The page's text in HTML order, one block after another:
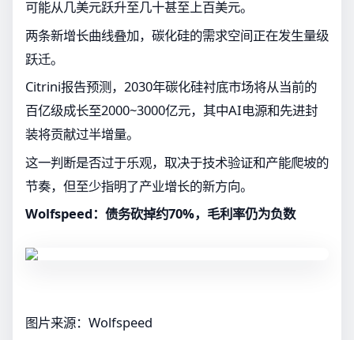
可能从几美元跃升至几十甚至上百美元。
两条新增长曲线叠加，碳化硅的需求空间正在发生量级
跃迁。
Citrini报告预测，2030年碳化硅衬底市场将从当前的
百亿级成长至2000~3000亿元，其中AI电源和先进封
装将贡献过半增量。
这一判断是否过于乐观，取决于技术验证和产能爬坡的
节奏，但至少指明了产业增长的新方向。
Wolfspeed：债务砍掉约70%，毛利率仍为负数
图片来源：Wolfspeed